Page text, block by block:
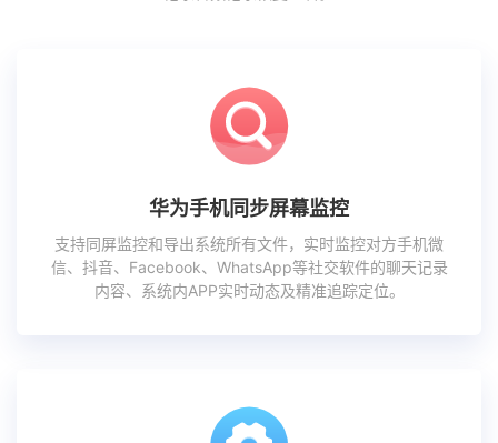
华为手机同步屏幕监控
支持同屏监控和导出系统所有文件，实时监控对方手机微
信、抖音、Facebook、WhatsApp等社交软件的聊天记录
内容、系统内APP实时动态及精准追踪定位。